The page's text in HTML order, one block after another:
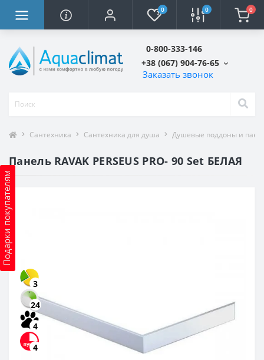
0 0 0
0-800-333-146
+38 (067) 904-76-65
Заказать звонок
Подарки покупателям
Сантехника Сантехника для душа Душевые поддоны и
Панель RAVAK PERSEUS PRO- 90 Set БЕЛАЯ
3
24
4
4